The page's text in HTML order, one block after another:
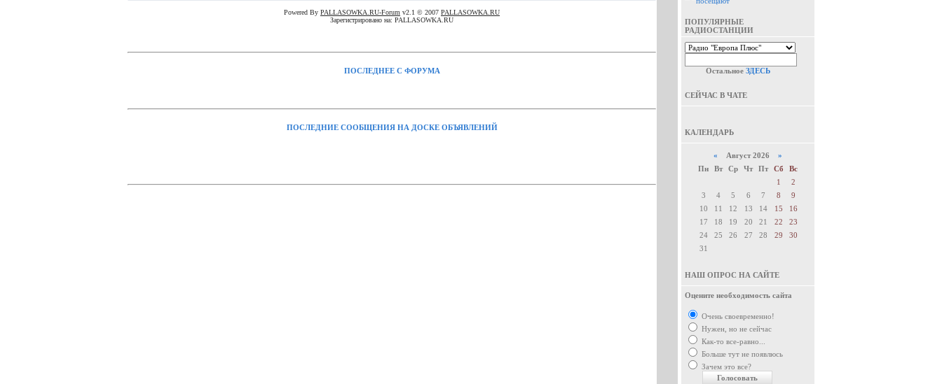
Powered By PALLASOWKA.RU-Forum v2.1 © 2007 PALLASOWKA.RU
Зарегистрировано на: PALLASOWKA.RU
ПОСЛЕДНЕЕ С ФОРУМА
ПОСЛЕДНИЕ СООБЩЕНИЯ НА ДОСКЕ ОБЪЯВЛЕНИЙ
ПОПУЛЯРНЫЕ
РАДИОСТАНЦИИ
Остальное ЗДЕСЬ
СЕЙЧАС В ЧАТЕ
КАЛЕНДАРЬ
« Август 2026 »
Пн
Вт Ср Чт Пт Сб
Вс
1
2
3
4 5 6 7 8
9
10
11 12 13 14 15
16
17
18 19 20 21 22
23
24
25 26 27 28 29
30
31
НАШ ОПРОС НА САЙТЕ
Оцените необходимость сайта
Очень своевременно!
Нужен, но не сейчас
Как-то все-равно...
Больше тут не появлюсь
Зачем это все?